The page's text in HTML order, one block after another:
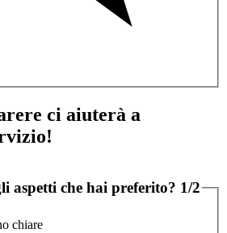
ci aiuterà a
aspetti che hai preferito? 1/2
chiare